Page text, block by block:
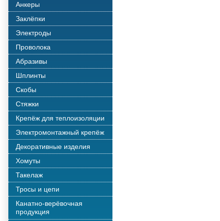
Анкеры
Заклёпки
Электроды
Проволока
Абразивы
Шплинты
Скобы
Стяжки
Крепёж для теплоизоляции
Электромонтажный крепёж
Декоративные изделия
Хомуты
Такелаж
Тросы и цепи
Канатно-верёвочная
продукция